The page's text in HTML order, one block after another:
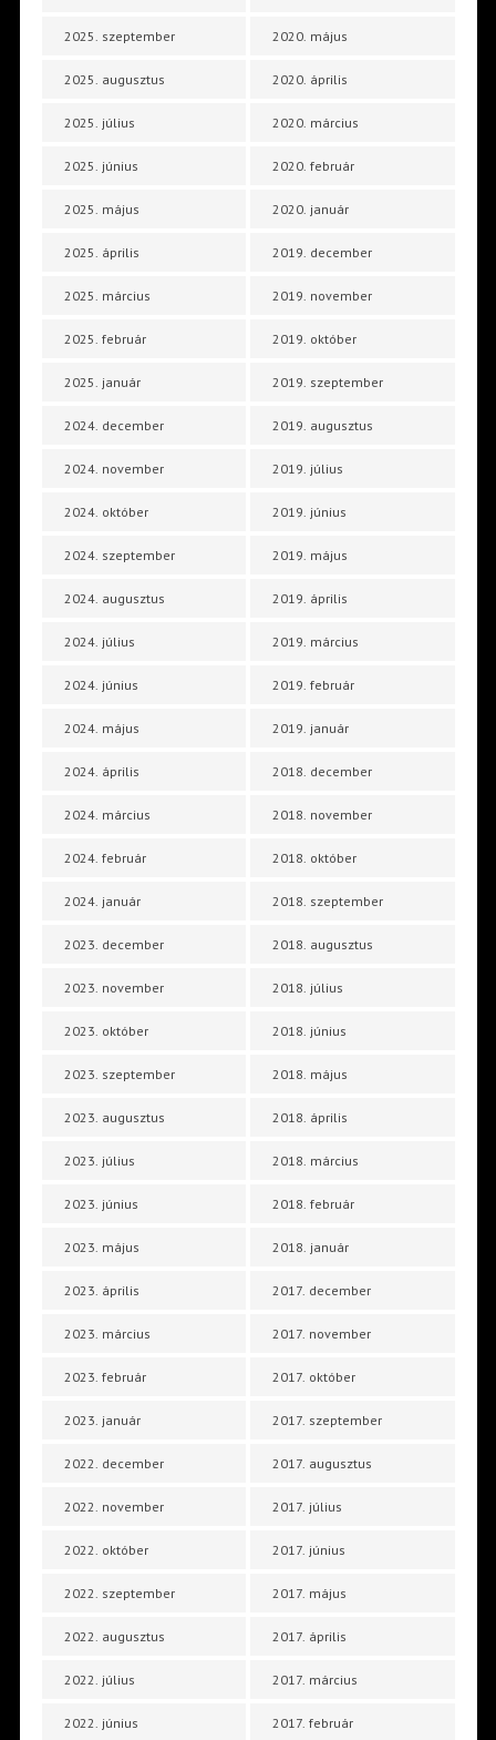
2025. szeptember
2025. augusztus
2025. július
2025. június
2025. május
2025. április
2025. március
2025. február
2025. január
2024. december
2024. november
2024. október
2024. szeptember
2024. augusztus
2024. július
2024. június
2024. május
2024. április
2024. március
2024. február
2024. január
2023. december
2023. november
2023. október
2023. szeptember
2023. augusztus
2023. július
2023. június
2023. május
2023. április
2023. március
2023. február
2023. január
2022. december
2022. november
2022. október
2022. szeptember
2022. augusztus
2022. július
2022. június
2020. május
2020. április
2020. március
2020. február
2020. január
2019. december
2019. november
2019. október
2019. szeptember
2019. augusztus
2019. július
2019. június
2019. május
2019. április
2019. március
2019. február
2019. január
2018. december
2018. november
2018. október
2018. szeptember
2018. augusztus
2018. július
2018. június
2018. május
2018. április
2018. március
2018. február
2018. január
2017. december
2017. november
2017. október
2017. szeptember
2017. augusztus
2017. július
2017. június
2017. május
2017. április
2017. március
2017. február